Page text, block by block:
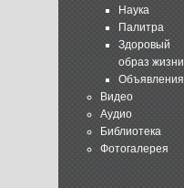
Наука
Палитра
Здоровый
образ жизни
Объявления
Видео
Аудио
Библиотека
Фотогалерея